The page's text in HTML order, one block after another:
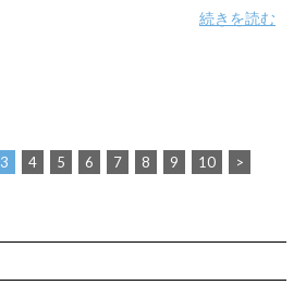
続きを読む
3 4 5 6 7 8 9 10
>